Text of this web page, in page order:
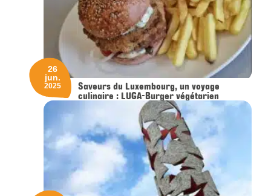
Saveurs du Luxembourg, un voyage
culinaire : LUGA-Burger végétarien
26
jun.
2025